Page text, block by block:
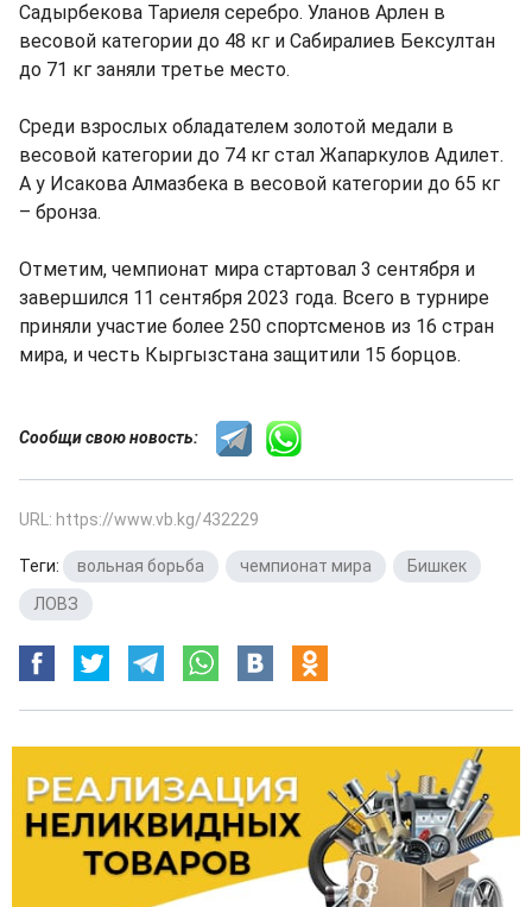
Садырбекова Тариеля серебро. Уланов Арлен в
весовой категории до 48 кг и Сабиралиев Бексултан
до 71 кг заняли третье место.
Среди взрослых обладателем золотой медали в
весовой категории до 74 кг стал Жапаркулов Адилет.
А у Исакова Алмазбека в весовой категории до 65 кг
– бронза.
Отметим, чемпионат мира стартовал 3 сентября и
завершился 11 сентября 2023 года. Всего в турнире
приняли участие более 250 спортсменов из 16 стран
мира, и честь Кыргызстана защитили 15 борцов.
Сообщи свою новость:
URL: https://www.vb.kg/432229
Теги: вольная борьба чемпионат мира Бишкек
ЛОВЗ